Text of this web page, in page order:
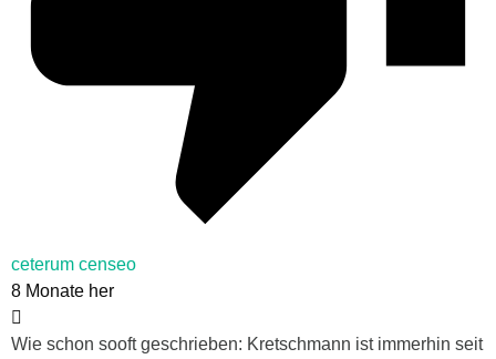
ceterum censeo
8 Monate her
Wie schon sooft geschrieben: Kretschmann ist immerhin seit